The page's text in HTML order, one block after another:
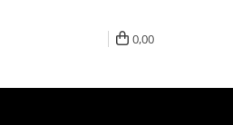
0,00